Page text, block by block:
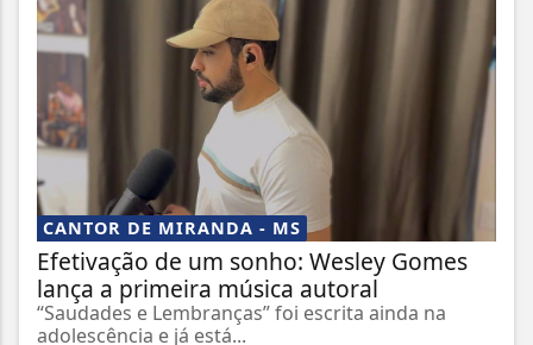
CANTOR DE MIRANDA - MS
Efetivação de um sonho: Wesley Gomes
lança a primeira música autoral
“Saudades e Lembranças” foi escrita ainda na
adolescência e já está...